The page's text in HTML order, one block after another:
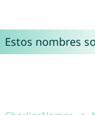
Estos nombres